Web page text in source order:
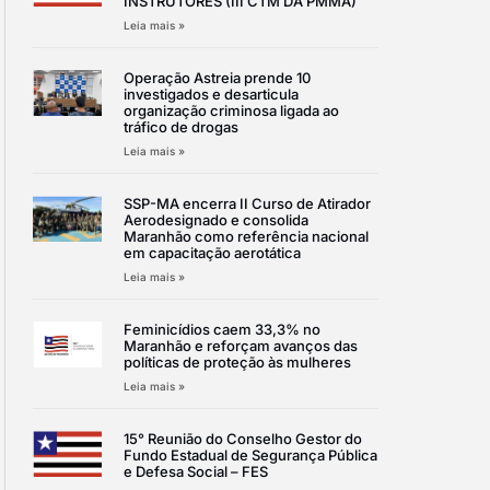
Leia mais »
Operação Astreia prende 10
investigados e desarticula
organização criminosa ligada ao
tráfico de drogas
Leia mais »
SSP-MA encerra II Curso de Atirador
Aerodesignado e consolida
Maranhão como referência nacional
em capacitação aerotática
Leia mais »
Feminicídios caem 33,3% no
Maranhão e reforçam avanços das
políticas de proteção às mulheres
Leia mais »
15° Reunião do Conselho Gestor do
Fundo Estadual de Segurança Pública
e Defesa Social – FES